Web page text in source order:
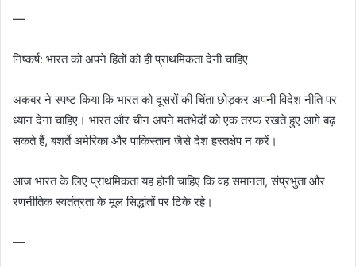
—
निष्कर्ष: भारत को अपने हितों को ही प्राथमिकता देनी चाहिए
अकबर ने स्पष्ट किया कि भारत को दूसरों की चिंता छोड़कर अपनी विदेश नीति पर
ध्यान देना चाहिए। भारत और चीन अपने मतभेदों को एक तरफ रखते हुए आगे बढ़
सकते हैं, बशर्ते अमेरिका और पाकिस्तान जैसे देश हस्तक्षेप न करें।
आज भारत के लिए प्राथमिकता यह होनी चाहिए कि वह समानता, संप्रभुता और
रणनीतिक स्वतंत्रता के मूल सिद्धांतों पर टिके रहे।
—